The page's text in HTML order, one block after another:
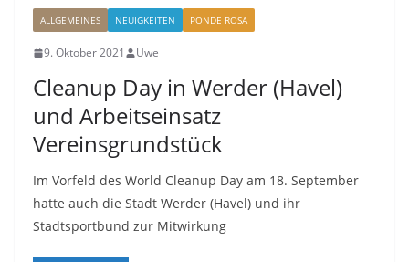
ALLGEMEINES NEUIGKEITEN PONDE ROSA
9. Oktober 2021 Uwe
Cleanup Day in Werder (Havel)
und Arbeitseinsatz
Vereinsgrundstück
Im Vorfeld des World Cleanup Day am 18. September
hatte auch die Stadt Werder (Havel) und ihr
Stadtsportbund zur Mitwirkung